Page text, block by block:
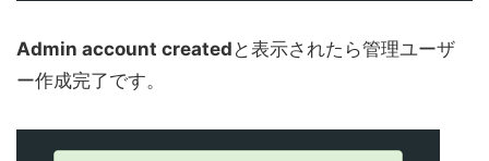
Admin account created と表示されたら管理ユーザ
ー作成完了です。